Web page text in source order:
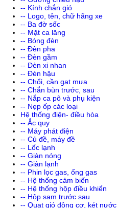
-- Kính chắn gió
-- Logo, tên, chữ hãng xe
-- Ba đờ sốc
-- Mặt ca lăng
-- Bóng đèn
-- Đèn pha
-- Đèn gầm
-- Đèn xi nhan
-- Đèn hậu
-- Chổi, cần gạt mưa
-- Chắn bùn trước, sau
-- Nắp ca pô và phụ kiện
-- Nẹp ốp các loại
Hệ thống điện- điều hòa
-- Ắc quy
-- Máy phát điện
-- Củ đề, máy đề
-- Lốc lạnh
-- Giàn nóng
-- Giàn lạnh
-- Phin lọc gas, ống gas
-- Hệ thống cảm biến
-- Hệ thống hộp điều khiển
-- Hộp sam trước sau
-- Quạt gió động cơ, két nước